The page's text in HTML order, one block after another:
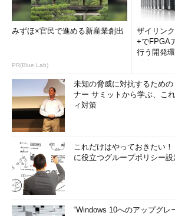
いる。なお
Windows Server
2008 R2ではRRAS
フィルタ
Windows Vista／
Windows Server
2008のセキュリテ
ィが強化された
Windowsファイア
ウォールとほぼ同
じ
フィルタ
条件
Windows Vista／
Windows Server
2008のセキュリテ
ィが強化された
ウォールとほぼ同
みずほ×官民で進める新産業創出
PR(Blue Lab)
ザイリン
+でFPGA
行う開発
未知の脅威に対抗するため
ナー サミットから学ぶ、こ
ィ対策
これだけはやっておきたい
に役立つグループポリシー設
“Windows 10へのアップグレ